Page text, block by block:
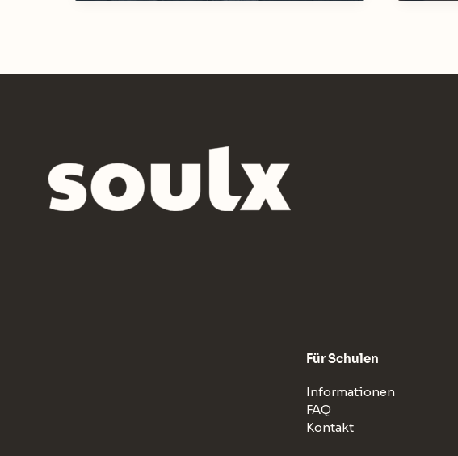
Für Schulen
Informationen
FAQ
Kontakt